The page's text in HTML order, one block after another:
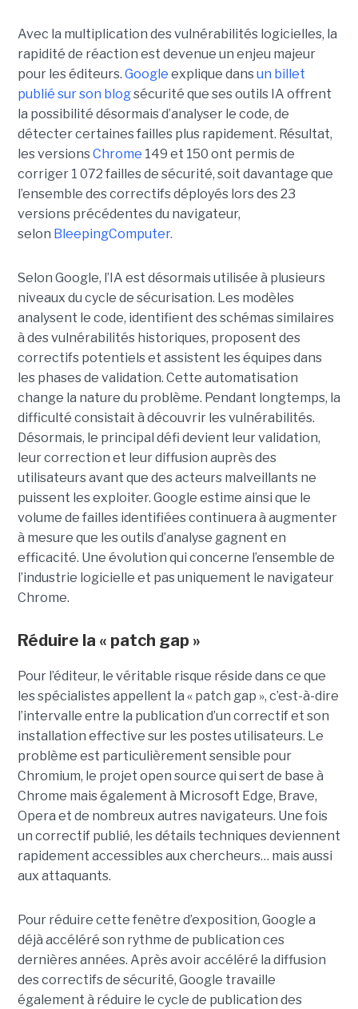
Avec la multiplication des vulnérabilités logicielles, la
rapidité de réaction est devenue un enjeu majeur
pour les éditeurs. Google explique dansun billet
publié sur son blogsécurité que ses outils IA offrent
la possibilité désormais d’analyser le code, de
détecter certaines failles plus rapidement. Résultat,
les versionsChrome 149 et 150 ont permis de
corriger 1 072 failles de sécurité, soit davantage que
l’ensemble des correctifs déployés lors des 23
versions précédentes du navigateur,
selon BleepingComputer.
Selon Google, l’IA est désormais utilisée à plusieurs
niveaux du cycle de sécurisation. Les modèles
analysent le code, identifient des schémas similaires
à des vulnérabilités historiques, proposent des
correctifs potentiels et assistent les équipes dans
les phases de validation. Cette automatisation
change la nature du problème. Pendant longtemps, la
difficulté consistait à découvrir les vulnérabilités.
Désormais, le principal défi devient leur validation,
leur correction et leur diffusion auprès des
utilisateurs avant que des acteurs malveillants ne
puissent les exploiter. Google estime ainsi que le
volume de failles identifiées continuera à augmenter
à mesure que les outils d’analyse gagnent en
efficacité. Une évolution qui concerne l’ensemble de
l’industrie logicielle et pas uniquement le navigateur
Chrome.
Réduire la « patch gap »
Pour l’éditeur, le véritable risque réside dans ce que
les spécialistes appellent la « patch gap », c’est-à-dire
l’intervalle entre la publication d’un correctif et son
installation effective sur les postes utilisateurs. Le
problème est particulièrement sensible pour
Chromium, le projet open source qui sert de base à
Chrome mais également à Microsoft Edge, Brave,
Opera et de nombreux autres navigateurs. Une fois
un correctif publié, les détails techniques deviennent
rapidement accessibles aux chercheurs… mais aussi
aux attaquants.
Pour réduire cette fenêtre d’exposition, Google a
déjà accéléré son rythme de publication ces
dernières années. Après avoir accéléré la diffusion
des correctifs de sécurité, Google travaille
également à réduire le cycle de publication des